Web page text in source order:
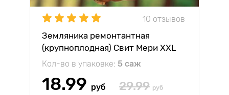
10 отзывов
Земляника ремонтантная
(крупноплодная) Свит Мери XXL
Кол-во в упаковке: 5 саж
18.99 руб 29.99 руб